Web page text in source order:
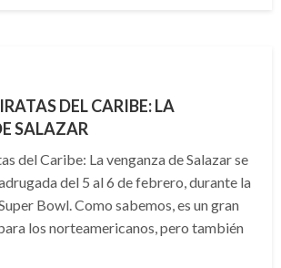
DEL CARIBE: LA
SALAZAR
del Caribe: La venganza de Salazar se
del 5 al 6 de febrero, durante la
Bowl. Como sabemos, es un gran
los norteamericanos, pero también